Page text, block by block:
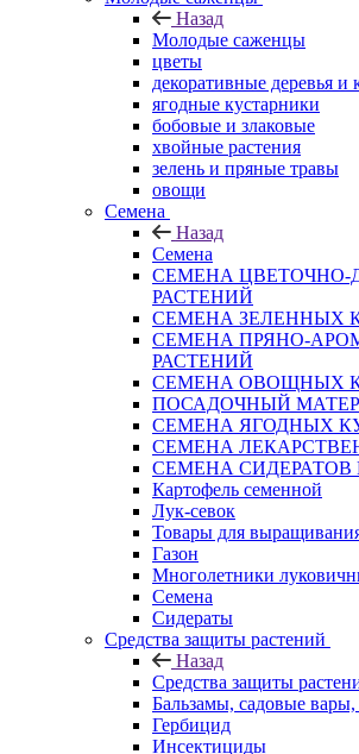
Назад
Молодые саженцы
цветы
декоративные деревья и
ягодные кустарники
бобовые и злаковые
хвойные растения
зелень и пряные травы
овощи
Семена
Назад
Семена
СЕМЕНА ЦВЕТОЧНО-
РАСТЕНИЙ
СЕМЕНА ЗЕЛЕННЫХ
СЕМЕНА ПРЯНО-
РАСТЕНИЙ
СЕМЕНА ОВОЩНЫХ
ПОСАДОЧНЫЙ
СЕМЕНА ЯГОДНЫХ
СЕМЕНА
СЕМЕНА
Картофель семенной
Лук-севок
Товары для
Газон
Многолетники
Семена
Сидераты
Средства защиты растений
Назад
Средства защиты
Бальзамы, садовые вары,
Гербицид
Инсектициды